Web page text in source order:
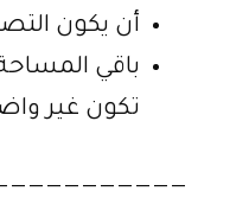
أن يكون
باقي
تكون غير